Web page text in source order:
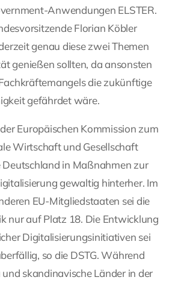
Anwendungen ELSTER.
Florian Köbler
genau diese zwei Themen
genießen sollten, da ansonsten
die zukünftige
gefährdet wäre.
Europäischen Kommission zum
Wirtschaft und Gesellschaft
in Maßnahmen zur
gewaltig hinterher. Im
EU-Mitgliedstaaten sei die
nur auf Platz 18. Die Entwicklung
Digitalisierungsinitiativen sei
so die DSTG. Während
skandinavische Länder in der